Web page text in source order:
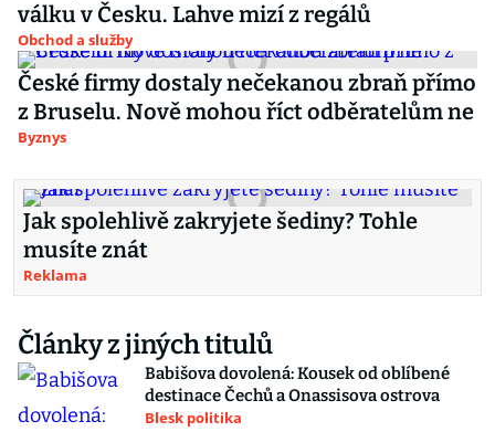
válku v Česku. Lahve mizí z regálů
Obchod a služby
České firmy dostaly nečekanou zbraň přímo
z Bruselu. Nově mohou říct odběratelům ne
Byznys
Jak spolehlivě zakryjete šediny? Tohle
musíte znát
Reklama
Články z jiných titulů
Babišova dovolená: Kousek od oblíbené
destinace Čechů a Onassisova ostrova
Blesk politika